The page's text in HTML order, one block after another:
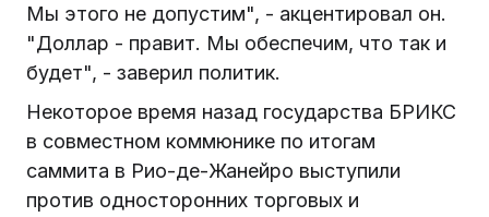
Мы этого не допустим", - акцентировал он.
"Доллар - правит. Мы обеспечим, что так и
будет", - заверил политик.
Некоторое время назад государства БРИКС
в совместном коммюнике по итогам
саммита в Рио-де-Жанейро выступили
против односторонних торговых и